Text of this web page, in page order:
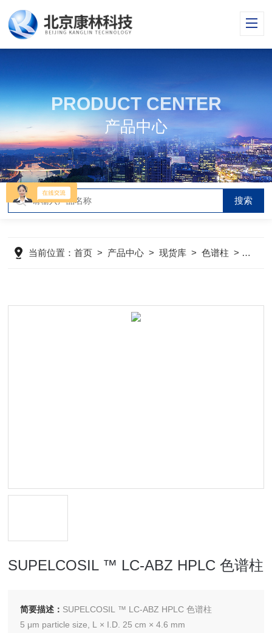
PRODUCT CENTER
产品中心
当前位置：首页 > 产品中心 >现货库 >色谱柱 > KLJ-
SUPELCOSIL ™ LC-ABZ HPLC 色谱柱
简要描述： SUPELCOSIL ™ LC-ABZ HPLC 色谱柱
5 μm particle size, L × I.D. 25 cm × 4.6 mm